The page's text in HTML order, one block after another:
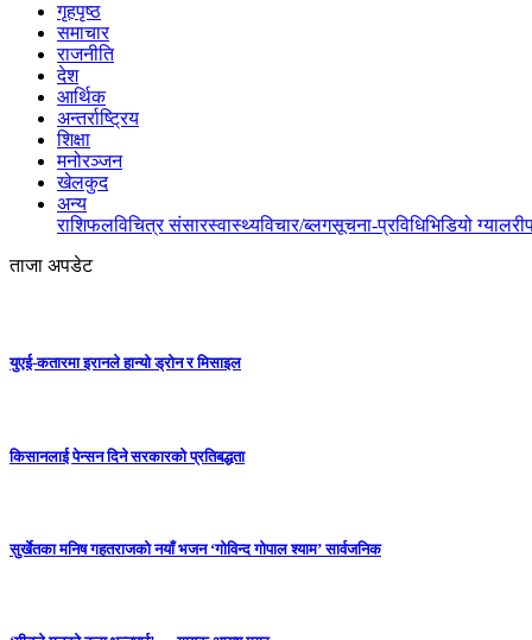
गृहपृष्ठ
समाचार
राजनीति
देश
आर्थिक
अन्तर्राष्ट्रिय
शिक्षा
मनोरञ्जन
खेलकुद
अन्य
राशिफलविचित्र संसारस्वास्थ्यविचार/ब्लगसूचना-प्रविधिभिडियो ग्यालरी
ताजा अपडेट
युएई-कतारमा इरानले हान्यो ड्रोन र मिसाइल
किसानलाई पेन्सन दिने सरकारको प्रतिबद्धता
सुर्खेतका मनिष गहतराजको नयाँ भजन ‘गोविन्द गोपाल श्याम’ सार्वजनिक